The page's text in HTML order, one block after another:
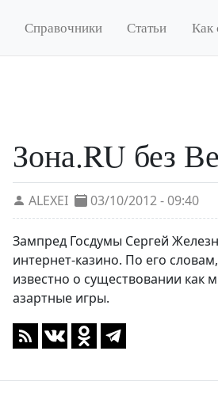
Справочники Статьи Как
Зона.RU без
ALEXEI 03/10/2012 - 09:40
Зампред Госдумы Сергей
интернет-казино. По его
известно о существовании
азартные игры.